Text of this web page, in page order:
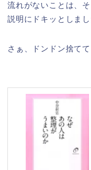
流れがないことは、
説明にドキッとしまし
さぁ、ドンドン捨て